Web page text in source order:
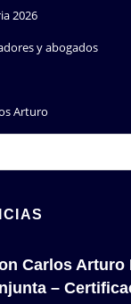
2026
y abogados
Arturo
Carlos Arturo
–